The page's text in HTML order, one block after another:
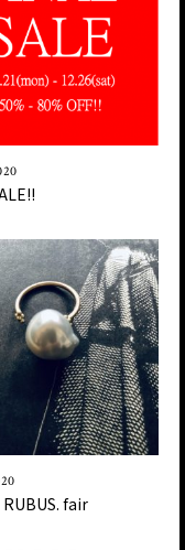
RUBUS. fair